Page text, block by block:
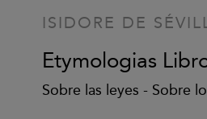
ISIDORE DE
Etymologias
Sobre las leyes - Sobre